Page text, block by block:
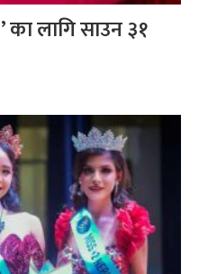
का लागि साउन ३१